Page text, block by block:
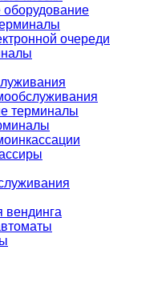
оборудование
очереди
терминалы